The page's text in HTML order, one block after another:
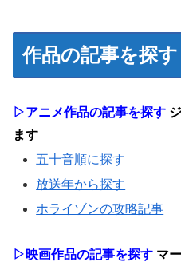
作品の記事を探す
▷アニメ作品の記事を探す
ます
五十音順に探す
放送年から探す
ホライゾンの攻略記事
▷映画作品の記事を探す マ